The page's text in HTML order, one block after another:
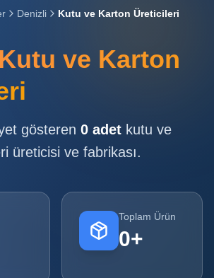
Denizli Kutu ve Karton Üreticileri
Kutu ve Karton
gösteren 0 adet kutu ve
üreticisi ve fabrikası.
Toplam Ürün
0+